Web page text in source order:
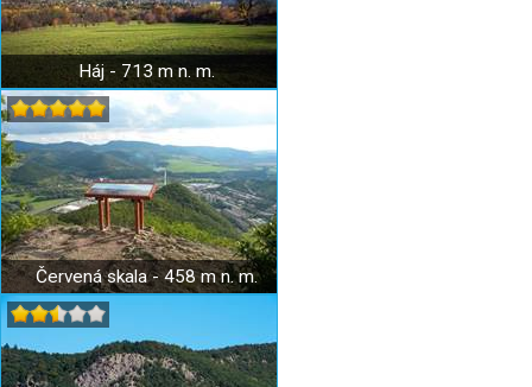
Háj - 713 m n. m.
Červená skala - 458 m n. m.